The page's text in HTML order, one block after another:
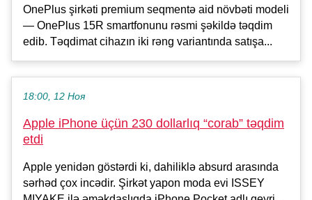
OnePlus şirkəti premium seqmentə aid növbəti modeli
— OnePlus 15R smartfonunu rəsmi şəkildə təqdim
edib. Təqdimat cihazın iki rəng variantında satışa...
18:00, 12 Ноя
Apple iPhone üçün 230 dollarlıq “corab” təqdim
etdi
Apple yenidən göstərdi ki, dahiliklə absurd arasında
sərhəd çox incədir. Şirkət yapon moda evi ISSEY